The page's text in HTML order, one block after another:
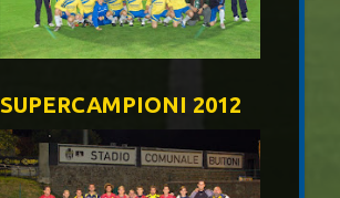
SUPERCAMPIONI 2012